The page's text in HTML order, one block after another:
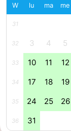
Rockanje
Météo
W lu ma me
31
32 3 4 5
33 10 11 12
34 17 18 19
35 24 25 26
36 31